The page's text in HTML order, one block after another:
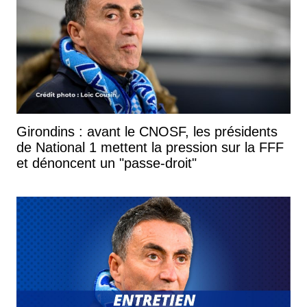
Girondins : avant le CNOSF, les présidents
de National 1 mettent la pression sur la FFF
et dénoncent un "passe-droit"